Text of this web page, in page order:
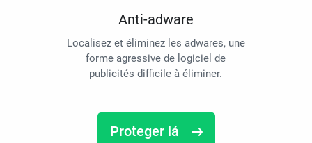
Anti-adware
Localisez et éliminez les adwares, une
forme agressive de logiciel de
publicités difficile à éliminer.
Proteger lá